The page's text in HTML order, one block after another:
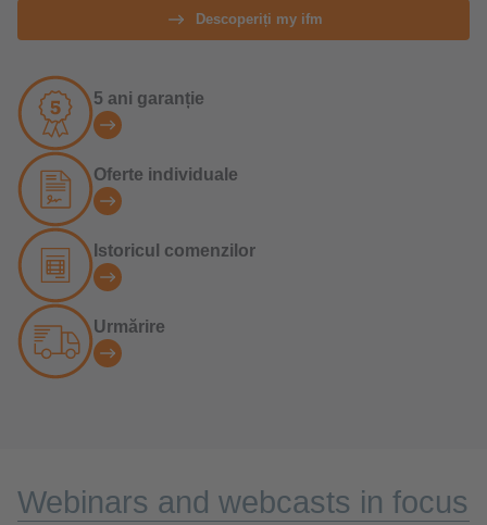
Descoperiți my ifm
5 ani garanție
Oferte individuale
Istoricul comenzilor
Urmărire
Webinars and webcasts in focus